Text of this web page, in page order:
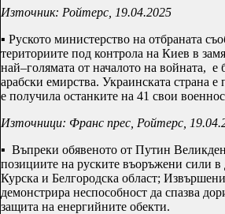
Източник: Ройтерс, 19.04.2025
▪ Руското министерство на отбраната
териториите под контрола на Киев в
най–голямата от началото на войната, е
арабски емирства. Украинската страна
е получила останките на 41 свои
Източници: Франс прес, Ройтерс,
▪ Въпреки обявеното от Путин
позициите на руските въоръжени сили
Курска и Белгородска област;
демонстрира неспособност да спазва
защита на енергийните обекти.